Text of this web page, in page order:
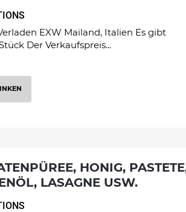
EXW Mailand, Italien Es gibt
Der Verkaufspreis...
LASAGNE USW.